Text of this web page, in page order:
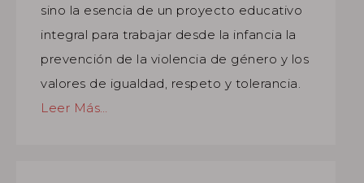
sino la esencia de un proyecto educativo
integral para trabajar desde la infancia la
prevención de la violencia de género y los
valores de igualdad, respeto y tolerancia.
Leer Más…